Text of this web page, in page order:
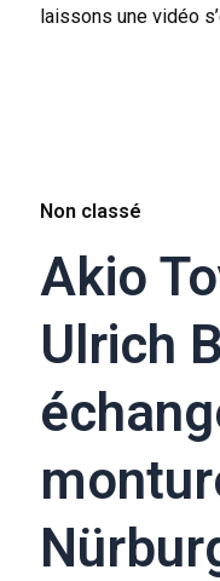
laissons une vidéo
Non classé
Akio
Ulrich